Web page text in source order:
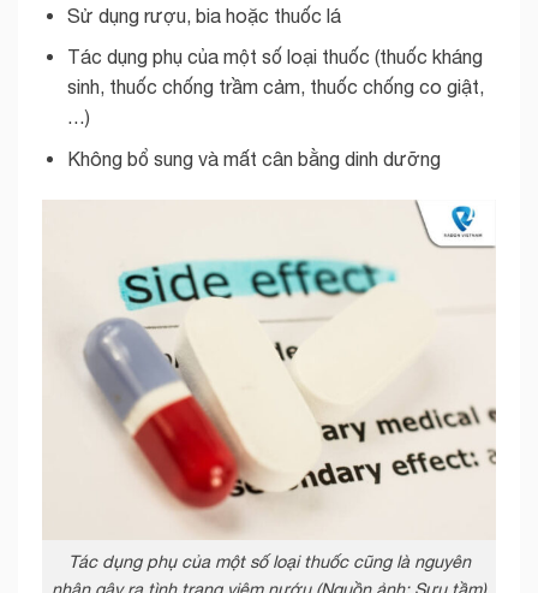
Sử dụng rượu, bia hoặc thuốc lá
Tác dụng phụ của một số loại thuốc (thuốc kháng
sinh, thuốc chống trầm cảm, thuốc chống co giật,
…)
Không bổ sung và mất cân bằng dinh dưỡng
Tác dụng phụ của một số loại thuốc cũng là nguyên
nhân gây ra tình trạng viêm nướu (Nguồn ảnh: Sưu tầm)